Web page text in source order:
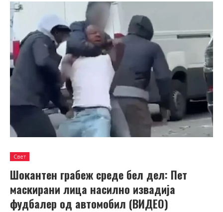
Свет
Шокантен грабеж среде бел дел: Пет
маскирани лица насилно извадија
фудбалер од автомобил (ВИДЕО)